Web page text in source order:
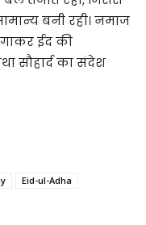
बनी रही। नमाज
ईद की
सौहार्द का संदेश
Eid-ul-Adha